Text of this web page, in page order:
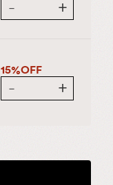
－
＋
15%OFF
－
＋